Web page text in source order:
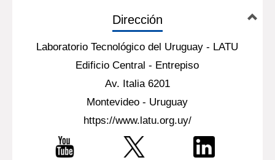
Dirección
Laboratorio Tecnológico del Uruguay - LATU
Edificio Central - Entrepiso
Av. Italia 6201
Montevideo - Uruguay
https://www.latu.org.uy/